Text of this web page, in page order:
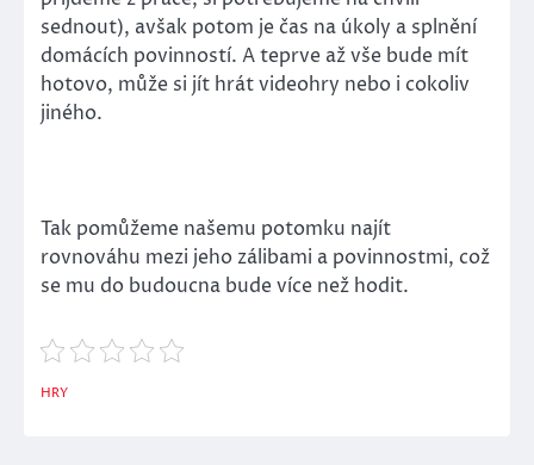
sednout), avšak potom je čas na úkoly a splnění
domácích povinností. A teprve až vše bude mít
hotovo, může si jít hrát videohry nebo i cokoliv
jiného.
Tak pomůžeme našemu potomku najít
rovnováhu mezi jeho zálibami a povinnostmi, což
se mu do budoucna bude více než hodit.
HRY